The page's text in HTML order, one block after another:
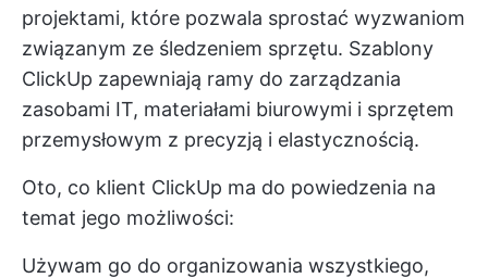
projektami, które pozwala sprostać wyzwaniom
związanym ze śledzeniem sprzętu. Szablony
ClickUp zapewniają ramy do zarządzania
zasobami IT, materiałami biurowymi i sprzętem
przemysłowym z precyzją i elastycznością.
Oto, co klient ClickUp ma do powiedzenia na
temat jego możliwości:
Używam go do organizowania wszystkiego,